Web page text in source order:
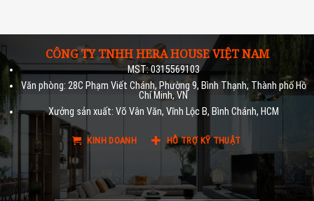
CÔNG TY TNHH HERA HOUSE VIỆT NAM
MST: 0315569103
Văn phòng: 28C Phạm Viết Chánh, Phường 9, Bình Thạnh, Thành phố Hồ
Chí Minh, VN
Xưởng sản xuất: Võ Vân Văn, Vĩnh Lộc B, Bình Chánh, HCM
KINH DOANH HỖ TRỢ KỸ THUẬT